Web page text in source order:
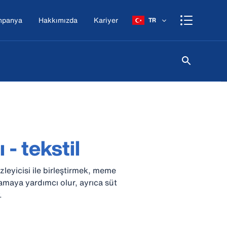
Hakkımızda Kariyer TR
- tekstil
ile birleştirmek, meme
yardımcı olur, ayrıca süt